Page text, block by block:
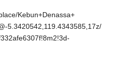
Kebun+Denassa+
5.3420542,119.4343585,17z/